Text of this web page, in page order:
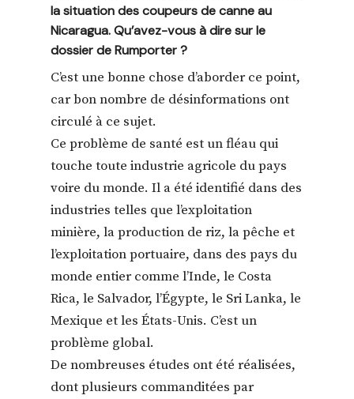
la situation des coupeurs de canne au
Nicaragua. Qu’avez-vous à dire sur le
dossier de Rumporter ?
C’est une bonne chose d’aborder ce point,
car bon nombre de désinformations ont
circulé à ce sujet.
Ce problème de santé est un fléau qui
touche toute industrie agricole du pays
voire du monde. Il a été identifié dans des
industries telles que l’exploitation
minière, la production de riz, la pêche et
l’exploitation portuaire, dans des pays du
monde entier comme l’Inde, le Costa
Rica, le Salvador, l’Égypte, le Sri Lanka, le
Mexique et les États-Unis. C’est un
problème global.
De nombreuses études ont été réalisées,
dont plusieurs commanditées par